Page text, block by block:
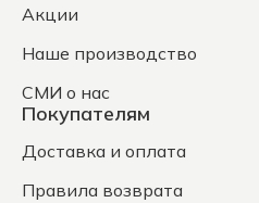
Акции
Наше производство
СМИ о нас
Покупателям
Доставка и оплата
Правила возврата